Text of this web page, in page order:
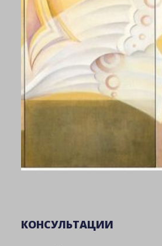
КОНСУЛЬТАЦИИ